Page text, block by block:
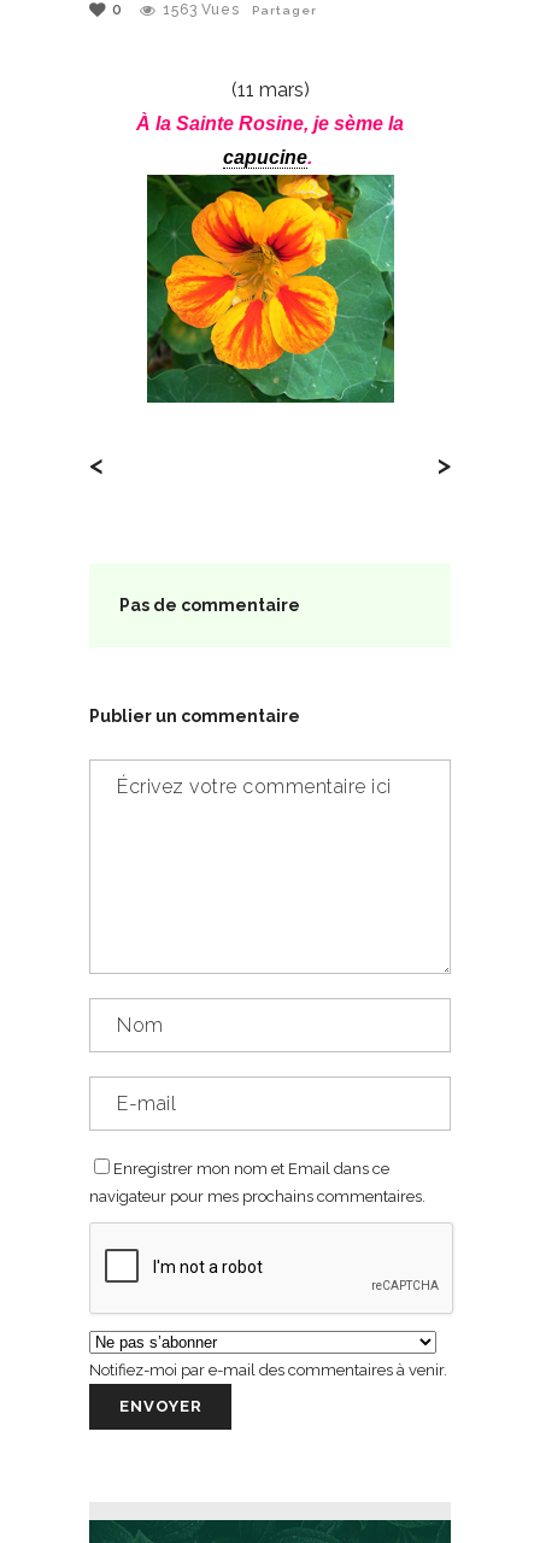
0
1563 Vues Partager
(11 mars)
À la Sainte Rosine, je sème la
capucine.
< >
Pas de commentaire
Publier un commentaire
Enregistrer mon nom et Email dans ce
navigateur pour mes prochains commentaires.
Notifiez-moi par e-mail des commentaires à venir.